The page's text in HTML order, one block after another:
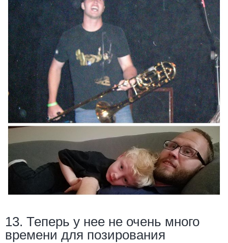
13. Теперь у нее не очень много
времени для позирования